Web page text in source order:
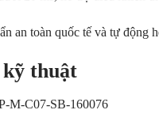
an toàn quốc tế và tự động
kỹ thuật
M-C07-SB-160076